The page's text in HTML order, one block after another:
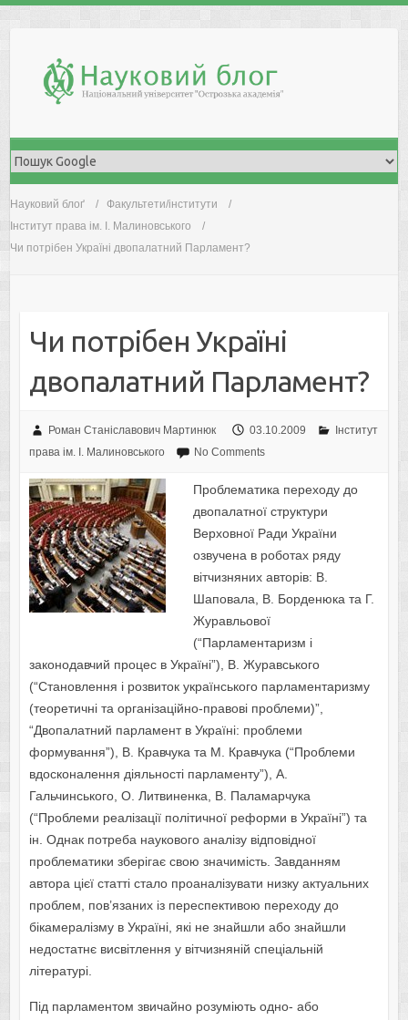
Науковий блоґ
Факультети/інститути
Інститут права ім. І. Малиновського
Чи потрібен Україні двопалатний Парламент?
Чи потрібен Україні
двопалатний Парламент?
Роман Станіславович Мартинюк 03.10.2009
Інститут
права ім. І. Малиновського
No Comments
Проблематика переходу до
двопалатної структури
Верховної Ради України
озвучена в роботах ряду
вітчизняних авторів: В.
Шаповала, В. Борденюка та Г.
Журавльової
(“Парламентаризм і
законодавчий процес в Україні”), В. Журавського
(“Становлення і розвиток українського парламентаризму
(теоретичні та організаційно-правові проблеми)”,
“Двопалатний парламент в Україні: проблеми
формування”), В. Кравчука та М. Кравчука (“Проблеми
вдосконалення діяльності парламенту”), А.
Гальчинського, О. Литвиненка, В. Паламарчука
(“Проблеми реалізації політичної реформи в Україні”) та
ін. Однак потреба наукового аналізу відповідної
проблематики зберігає свою значимість. Завданням
автора цієї статті стало проаналізувати низку актуальних
проблем, пов’язаних із переспективою переходу до
бікамералізму в Україні, які не знайшли або знайшли
недостатнє висвітлення у вітчизняній спеціальній
літературі.
Під парламентом звичайно розуміють одно- або